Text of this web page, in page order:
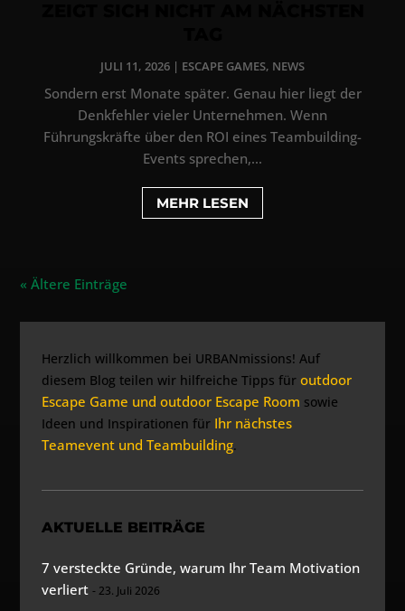
JULI 11, 2026 | ESCAPE GAMES, NEWS
Sondern erst Monate später. Genau hier liegt der
Denkfehler vieler Unternehmen. Wenn
Führungskräfte über den ROI eines Teambuilding-
Events sprechen,...
MEHR LESEN
« Ältere Einträge
Herzlich willkommen bei URBANmissions! Auf
diesem Blog teilen wir hilfreiche Tipps füroutdoor
Escape Game und outdoor Escape Room sowie
Ideen und Inspirationen für Ihr nächstes
Teamevent und Teambuilding.
AKTUELLE BEITRÄGE
7 versteckte Gründe, warum Ihr Team Motivation
verliert
23. Juli 2026